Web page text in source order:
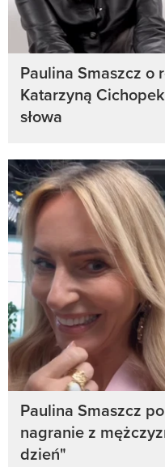
Paulina Smaszcz o
Katarzyną
słowa
Paulina Smaszcz
nagranie z
dzień"